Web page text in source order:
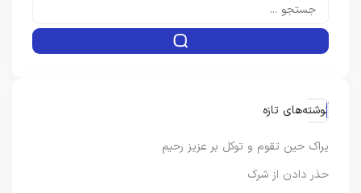
نوشته‌های تازه
یراک حین تقوم و توکل بر عزیز رحیم
حذر دادن از شرک